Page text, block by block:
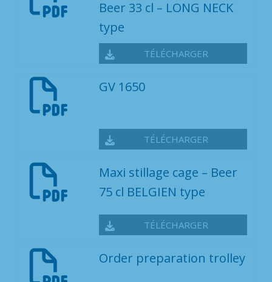
Beer 33 cl – LONG NECK
type
TÉLÉCHARGER
GV 1650
TÉLÉCHARGER
Maxi stillage cage – Beer
75 cl BELGIEN type
TÉLÉCHARGER
Order preparation trolley